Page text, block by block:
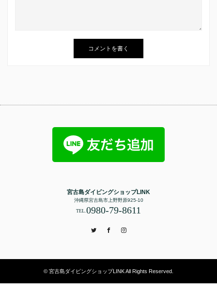
宮古島ダイビングショップLINK
沖縄県宮古島市上野野原925-10
TEL.0980-79-8611
TwitterFacebook
© 宮古島ダイビングショップLINK All Rights Reserved.